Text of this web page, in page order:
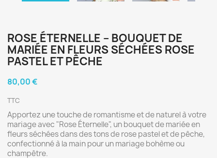
ROSE ÉTERNELLE – BOUQUET DE
MARIÉE EN FLEURS SÉCHÉES ROSE
PASTEL ET PÊCHE
80,00 €
TTC
Apportez une touche de romantisme et de naturel à votre
mariage avec "Rose Éternelle", un bouquet de mariée en
fleurs séchées dans des tons de rose pastel et de pêche,
confectionné à la main pour un mariage bohème ou
champêtre.